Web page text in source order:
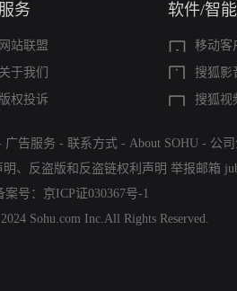
服务
网站联盟
关于我们
版权投诉
软件/智
移动客
搜狐影
搜狐视
广告服务 - 联系方式 - About SOHU - 公
明 、 反盗版和反盗链权利声明 举报邮箱
案号： 京ICP证030367号-1
Sohu.com Inc.All Rights Reserved.